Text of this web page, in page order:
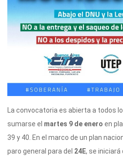
La convocatoria es abierta a todos
sumarse el martes 9 de enero en
39 y 40. En el marco de un plan
paro general para del 24E, se iniciará